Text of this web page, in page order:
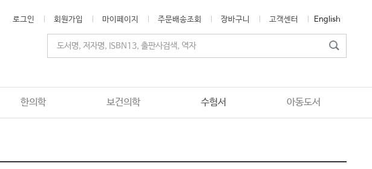
로그인 회원가입 마이페이지 주문배송조회 장바구니 고객센터 English
한의학 보건의학 수험서 아동도서